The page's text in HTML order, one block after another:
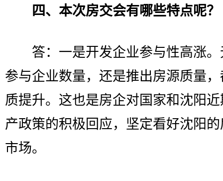
四、本次房交会有哪些特点呢？
答：一是开发企业参与性高涨。
参与企业数量，还是推出房源质量
质提升。这也是房企对国家和沈阳
产政策的积极回应，坚定看好沈阳
市场。